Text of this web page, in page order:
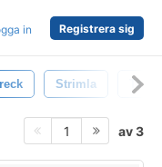
in Registrera sig
Strimla Tass
1 av 3